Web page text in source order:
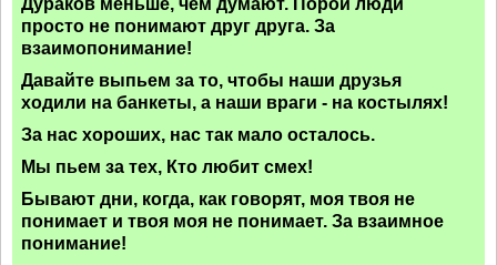
Дураков меньше, чем думают. Порой люди
просто не понимают друг друга. За
взаимопонимание!
Давайте выпьем за то, чтобы наши друзья
ходили на банкеты, а наши враги - на костылях!
За нас хороших, нас так мало осталось.
Мы пьем за тех, Кто любит смех!
Бывают дни, когда, как говорят, моя твоя не
понимает и твоя моя не понимает. За взаимное
понимание!